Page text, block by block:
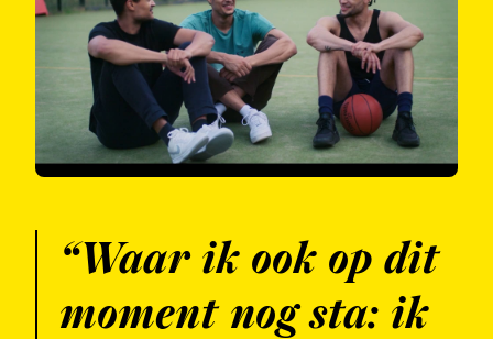
“Waar ik ook op dit
moment nog sta: ik